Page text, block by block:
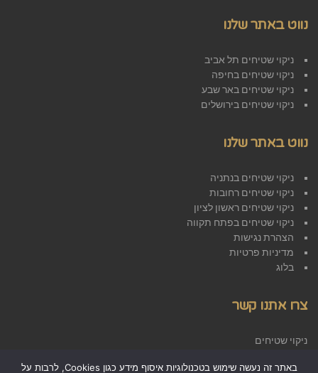
נווט באתר שלנו
ניקוי שטיחים תל אביב
ניקוי שטיחים בחיפה
ניקוי שטיחים באר שבע
ניקוי שטיחים בירושלים
נווט באתר שלנו
ניקוי שטיחים בנתניה
ניקוי שטיחים רחובות
ניקוי שטיחים ראשון לציון
ניקוי שטיחים בפתח תקווה
הצהרת נגישות
מדיניות פרטיות
בלוג
צרו אתנו קשר
ניקוי שטיחים
באתר זה נעשה שימוש בטכנולוגיות איסוף מידע כגון Cookies, לרבות על